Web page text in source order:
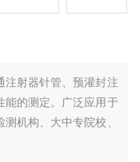
注射器针管、预灌封注
能的测定。广泛应用于
机构、大中专院校、